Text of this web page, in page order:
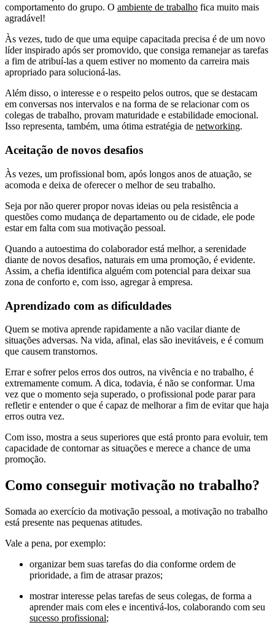
comportamento do grupo. O ambiente de trabalho fica muito mais
agradável!
Às vezes, tudo de que uma equipe capacitada precisa é de um novo
líder inspirado após ser promovido, que consiga remanejar as tarefas
a fim de atribuí-las a quem estiver no momento da carreira mais
apropriado para solucioná-las.
Além disso, o interesse e o respeito pelos outros, que se destacam
em conversas nos intervalos e na forma de se relacionar com os
colegas de trabalho, provam maturidade e estabilidade emocional.
Isso representa, também, uma ótima estratégia de networking.
Aceitação de novos desafios
Às vezes, um profissional bom, após longos anos de atuação, se
acomoda e deixa de oferecer o melhor de seu trabalho.
Seja por não querer propor novas ideias ou pela resistência a
questões como mudança de departamento ou de cidade, ele pode
estar em falta com sua motivação pessoal.
Quando a autoestima do colaborador está melhor, a serenidade
diante de novos desafios, naturais em uma promoção, é evidente.
Assim, a chefia identifica alguém com potencial para deixar sua
zona de conforto e, com isso, agregar à empresa.
Aprendizado com as dificuldades
Quem se motiva aprende rapidamente a não vacilar diante de
situações adversas. Na vida, afinal, elas são inevitáveis, e é comum
que causem transtornos.
Errar e sofrer pelos erros dos outros, na vivência e no trabalho, é
extremamente comum. A dica, todavia, é não se conformar. Uma
vez que o momento seja superado, o profissional pode parar para
refletir e entender o que é capaz de melhorar a fim de evitar que haja
erros outra vez.
Com isso, mostra a seus superiores que está pronto para evoluir, tem
capacidade de contornar as situações e merece a chance de uma
promoção.
Como conseguir motivação no trabalho?
Somada ao exercício da motivação pessoal, a motivação no trabalho
está presente nas pequenas atitudes.
Vale a pena, por exemplo:
organizar bem suas tarefas do dia conforme ordem de
prioridade, a fim de atrasar prazos;
mostrar interesse pelas tarefas de seus colegas, de forma a
aprender mais com eles e incentivá-los, colaborando com seu
sucesso profissional;